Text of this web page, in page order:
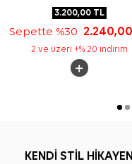
3.200,00TL
Sepette %30 2.240,00
2 ve üzeri +% 20 indirim
KENDİ STİL